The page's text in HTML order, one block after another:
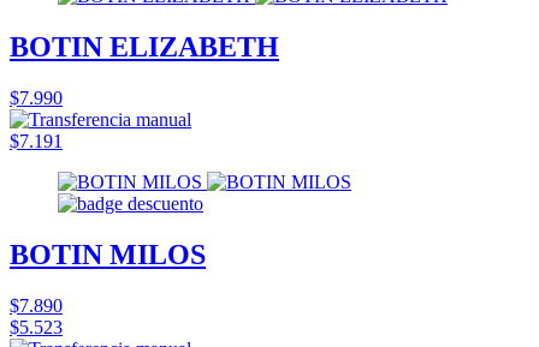
BOTIN ELIZABETH
$7.990
$7.191
BOTIN MILOS
$7.890
$5.523